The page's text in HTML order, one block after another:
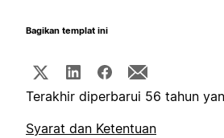
Bagikan templat ini
Terakhir diperbarui 56 tahun
Syarat dan Ketentuan